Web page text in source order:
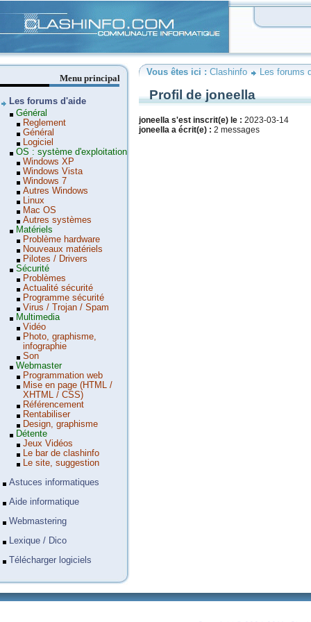
Vous êtes ici : Clashinfo Les forums
Profil de joneella
joneella s'est inscrit(e) le : 2023-03-14
joneella a écrit(e) : 2 messages
Menu principal
Les forums d'aide
Général
Reglement
Général
Logiciel
OS : système d'exploitation
Windows XP
Windows Vista
Windows 7
Autres Windows
Linux
Mac OS
Autres systèmes
Matériels
Problème hardware
Nouveaux matériels
Pilotes / Drivers
Sécurité
Problèmes
Actualité sécurité
Programme sécurité
Virus / Trojan / Spam
Multimedia
Vidéo
Photo, graphisme,
infographie
Son
Webmaster
Programmation web
Mise en page (HTML /
XHTML / CSS)
Référencement
Rentabiliser
Design, graphisme
Détente
Jeux Vidéos
Le bar de clashinfo
Le site, suggestion
Astuces informatiques
Aide informatique
Webmastering
Lexique / Dico
Télécharger logiciels